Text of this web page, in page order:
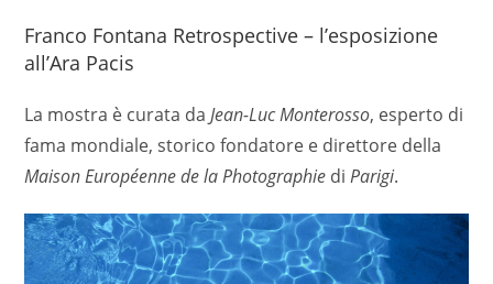
Franco Fontana Retrospective – l’esposizione
all’Ara Pacis
La mostra è curata daJean-Luc Monterosso, esperto di
fama mondiale, storico fondatore e direttore della
Maison Européenne de la Photographie diParigi.